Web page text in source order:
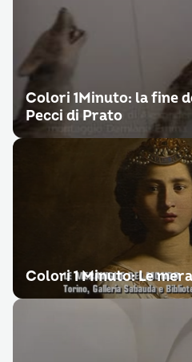
Colori 1Minuto: la fine
Pecci di Prato
Colori 1 Minuto: Le